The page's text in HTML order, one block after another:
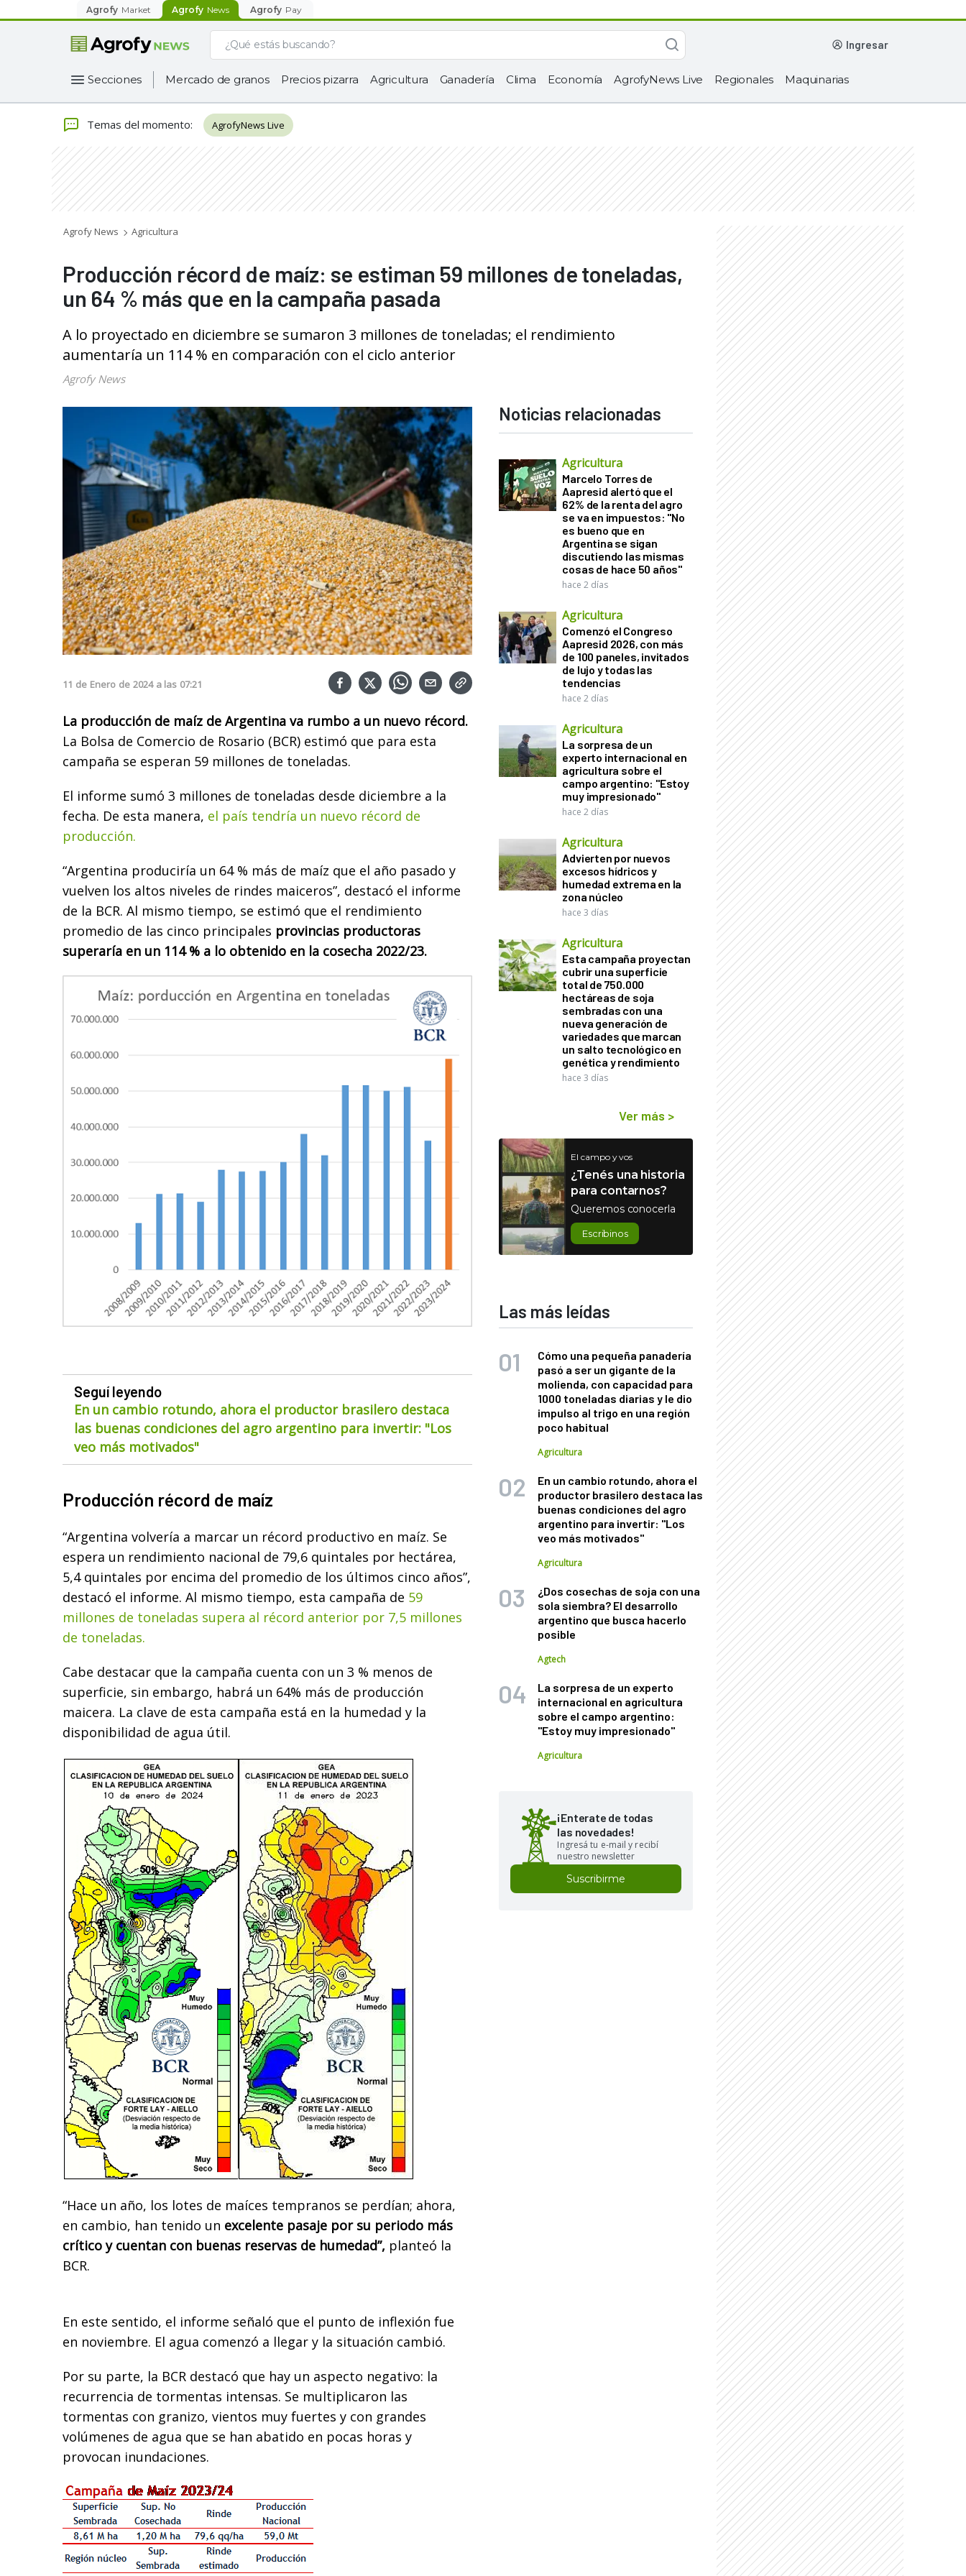
Agrofy Market Agrofy News Agrofy Pay
ingresar
Secciones Mercado de granos Precios pizarra Agricultura Ganadería Clima Economía AgrofyNews Live Regionales Maquinarias
Temas del momento: AgrofyNews Live
Agrofy News Agricultura
Producción récord de maíz: se estiman 59 millones de toneladas,
un 64 % más que en la campaña pasada
A lo proyectado en diciembre se sumaron 3 millones de toneladas; el rendimiento
aumentaría un 114 % en comparación con el ciclo anterior
Agrofy News
11 de Enero de 2024 a las 07:21
La producción de maíz de Argentina va rumbo a un nuevo récord.
La Bolsa de Comercio de Rosario (BCR) estimó que para esta
campaña se esperan 59 millones de toneladas.
El informe sumó 3 millones de toneladas desde diciembre a la
fecha. De esta manera, el país tendría un nuevo récord de
producción.
“Argentina produciría un 64 % más de maíz que el año pasado y
vuelven los altos niveles de rindes maiceros”, destacó el informe
de la BCR. Al mismo tiempo, se estimó que el rendimiento
promedio de las cinco principales provincias productoras
superaría en un 114 % a lo obtenido en la cosecha 2022/23.
Seguí leyendo
En un cambio rotundo, ahora el productor brasilero destaca
las buenas condiciones del agro argentino para invertir: "Los
veo más motivados"
Producción récord de maíz
“Argentina volvería a marcar un récord productivo en maíz. Se
espera un rendimiento nacional de 79,6 quintales por hectárea,
5,4 quintales por encima del promedio de los últimos cinco años”,
destacó el informe. Al mismo tiempo, esta campaña de 59
millones de toneladas supera al récord anterior por 7,5 millones
de toneladas.
Cabe destacar que la campaña cuenta con un 3 % menos de
superficie, sin embargo, habrá un 64% más de producción
maicera. La clave de esta campaña está en la humedad y la
disponibilidad de agua útil.
“Hace un año, los lotes de maíces tempranos se perdían; ahora,
en cambio, han tenido un excelente pasaje por su periodo más
crítico y cuentan con buenas reservas de humedad”, planteó la
BCR.
En este sentido, el informe señaló que el punto de inflexión fue
en noviembre. El agua comenzó a llegar y la situación cambió.
Por su parte, la BCR destacó que hay un aspecto negativo: la
recurrencia de tormentas intensas. Se multiplicaron las
tormentas con granizo, vientos muy fuertes y con grandes
volúmenes de agua que se han abatido en pocas horas y
provocan inundaciones.
Noticias relacionadas
Agricultura
Marcelo Torres de
Aapresid alertó que el
62% de la renta del agro
se va en impuestos: "No
es bueno que en
Argentina se sigan
discutiendo las mismas
cosas de hace 50 años"
hace 2 días
Agricultura
Comenzó el Congreso
Aapresid 2026, con más
de 100 paneles, invitados
de lujo y todas las
tendencias
hace 2 días
Agricultura
La sorpresa de un
experto internacional en
agricultura sobre el
campo argentino: "Estoy
muy impresionado"
hace 2 días
Agricultura
Advierten por nuevos
excesos hídricos y
humedad extrema en la
zona núcleo
hace 3 días
Agricultura
Esta campaña proyectan
cubrir una superficie
total de 750.000
hectáreas de soja
sembradas con una
nueva generación de
variedades que marcan
un salto tecnológico en
genética y rendimiento
hace 3 días
Ver más >
El campo y vos
¿Tenés una historia
para contarnos?
Queremos conocerla
Escribinos
Las más leídas
Cómo una pequeña panadería
pasó a ser un gigante de la
molienda, con capacidad para
1000 toneladas diarias y le dio
impulso al trigo en una región
poco habitual
Agricultura
En un cambio rotundo, ahora el
productor brasilero destaca las
buenas condiciones del agro
argentino para invertir: "Los
veo más motivados"
Agricultura
¿Dos cosechas de soja con una
sola siembra? El desarrollo
argentino que busca hacerlo
posible
Agtech
La sorpresa de un experto
internacional en agricultura
sobre el campo argentino:
"Estoy muy impresionado"
Agricultura
¡Enterate de todas
las novedades!
Ingresá tu e-mail y recibí
nuestro newsletter
Suscribirme